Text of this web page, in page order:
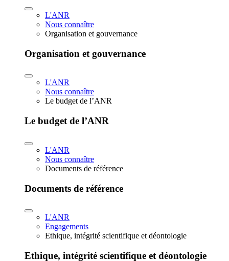
L'ANR
Nous connaître
Organisation et gouvernance
Organisation et gouvernance
L'ANR
Nous connaître
Le budget de l’ANR
Le budget de l’ANR
L'ANR
Nous connaître
Documents de référence
Documents de référence
L'ANR
Engagements
Ethique, intégrité scientifique et déontologie
Ethique, intégrité scientifique et déontologie